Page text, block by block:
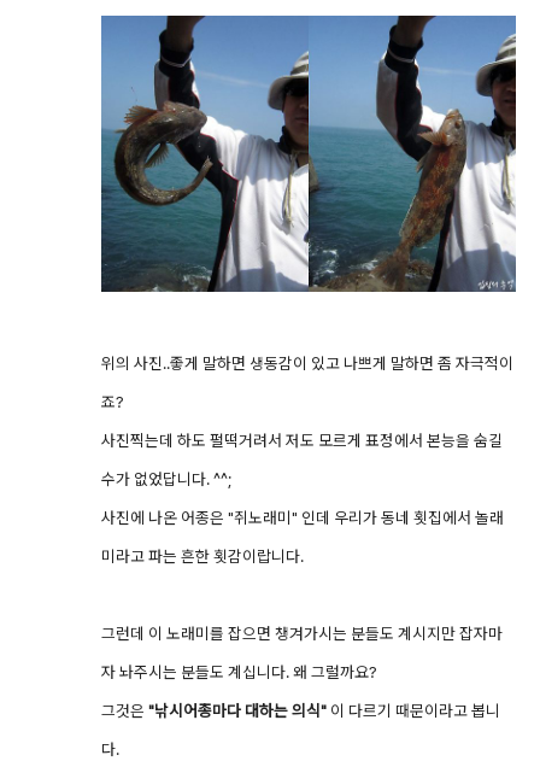
위의 사진..좋게 말하면 생동감이 있고 나쁘게 말하면 좀 자극적이
죠?
사진찍는데 하도 펄떡거려서 저도 모르게 표정에서 본능을 숨길
수가 없었답니다. ^^;
사진에 나온 어종은 "쥐노래미" 인데 우리가 동네 횟집에서 놀래
미라고 파는 흔한 횟감이랍니다.
그런데 이 노래미를 잡으면 챙겨가시는 분들도 계시지만 잡자마
자 놔주시는 분들도 계십니다. 왜 그럴까요?
그것은 "낚시어종마다 대하는 의식" 이 다르기 때문이라고 봅니
다.